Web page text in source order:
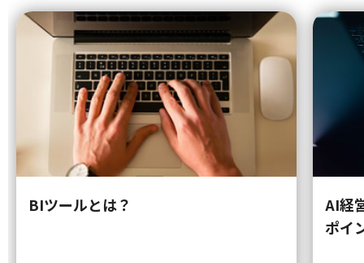
BIツールとは？
AI経
ポイ